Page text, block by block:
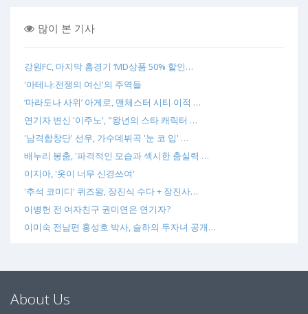
많이 본 기사
강원FC, 마지막 홈경기 ‘MD상품 50% 할인…
'아테나:전쟁의 여신'의 주역들
‘마라도나 사위’ 아게로, 맨체스터 시티 이적 …
연기자 변신 '이주노', "왕년의 스타 캐릭터 …
'남격합창단' 선우, 가수데뷔곡 '눈 코 입' …
배누리 봉춤, '파격적인 모습과 섹시한 춤실력 …
이지아, '옷이 너무 신경쓰여'
'추석 코미디' 퀴즈왕, 장진식 수다 + 장진사…
이병헌 전 여자친구 권미연은 연기자?
이미숙 전남편 홍성호 박사, 슬하의 두자녀 공개…
About Us